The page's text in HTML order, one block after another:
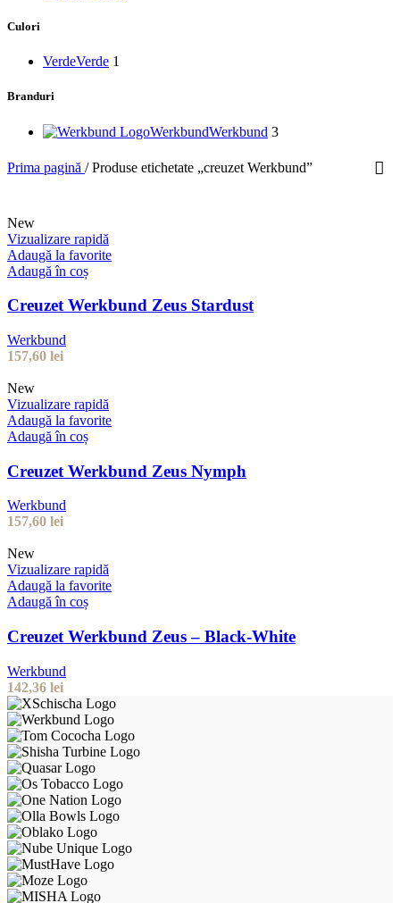
Culori
VerdeVerde 1
Branduri
WerkbundWerkbund 3
Prima pagină / Produse etichetate „creuzet Werkbund”
New
Vizualizare rapidă
Adaugă la favorite
Adaugă în coș
Creuzet Werkbund Zeus Stardust
Werkbund
157,60 lei
New
Vizualizare rapidă
Adaugă la favorite
Adaugă în coș
Creuzet Werkbund Zeus Nymph
Werkbund
157,60 lei
New
Vizualizare rapidă
Adaugă la favorite
Adaugă în coș
Creuzet Werkbund Zeus – Black-White
Werkbund
142,36 lei